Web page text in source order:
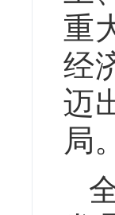
重
经
迈
局。